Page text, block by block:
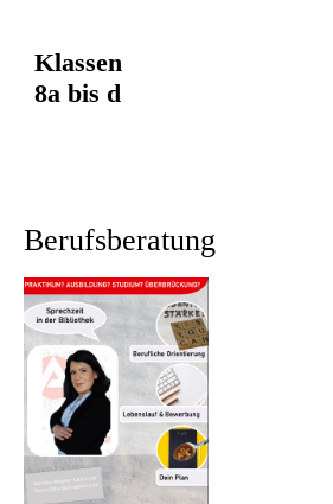
Klassen
8a bis d
Berufsberatung